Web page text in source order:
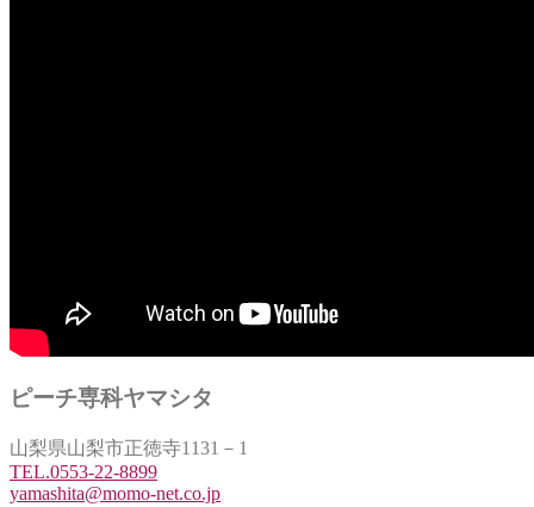
ピーチ専科ヤマシタ
山梨県山梨市正徳寺1131－1
TEL.0553-22-8899
yamashita@momo-net.co.jp